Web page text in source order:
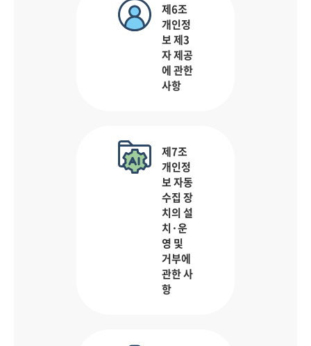
제6조
개인정
보 제3
자 제공
에 관한
사항
제7조
개인정
보 자동
수집 장
치의 설
치·운
영 및
거부에
관한 사
항